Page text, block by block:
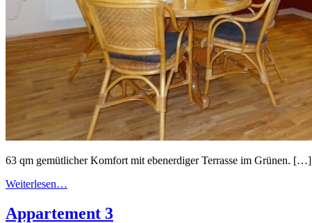
63 qm gemütlicher Komfort mit ebenerdiger Terrasse im Grünen. […]
Weiterlesen…
Appartement 3